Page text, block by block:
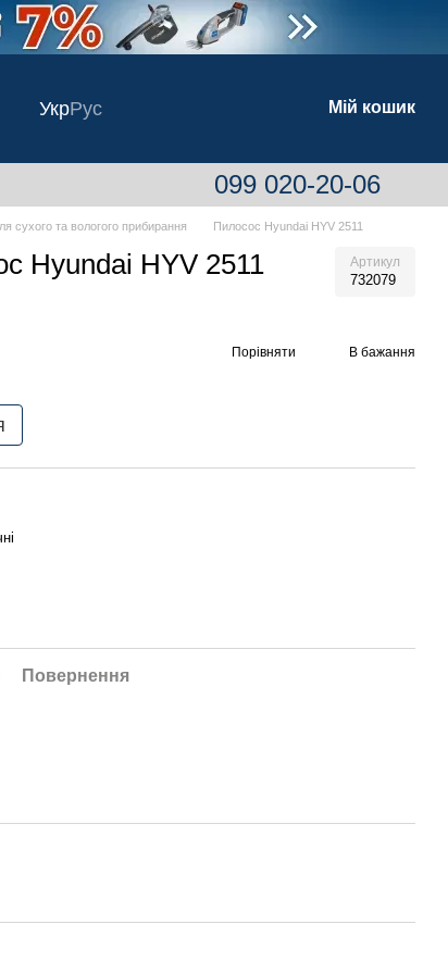
УкрРус Мій кошик
099 020-20-06
сухого та вологого прибирання Пилосос Hyundai HYV 2511
Hyundai HYV 2511 Артикул
732079
Порівняти В бажання
Повернення